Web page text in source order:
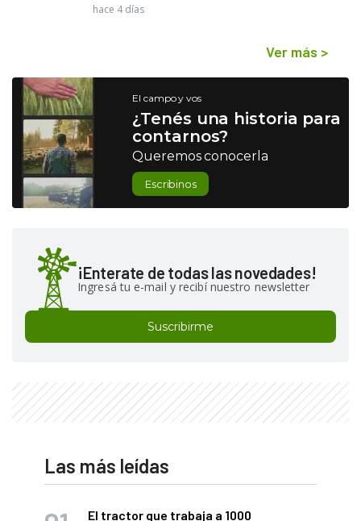
hace 4 días
Ver más >
El campo y vos
¿Tenés una historia para
contarnos?
Queremos conocerla
Escribinos
¡Enterate de todas las novedades!
Ingresá tu e-mail y recibí nuestro newsletter
Suscribirme
Las más leídas
El tractor que trabaja a 1000